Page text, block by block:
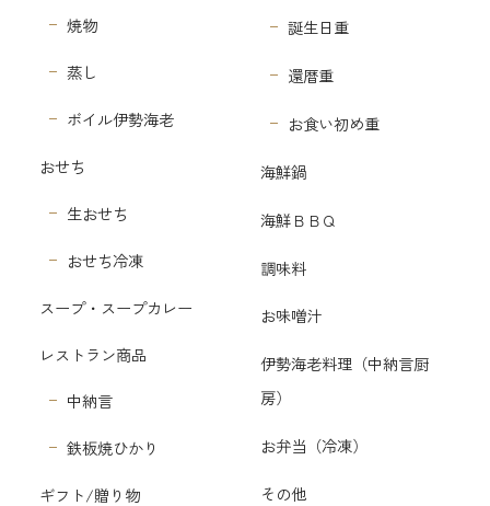
焼物
蒸し
ボイル伊勢海老
おせち
生おせち
おせち冷凍
スープ・スープカレー
レストラン商品
中納言
鉄板焼ひかり
ギフト/贈り物
誕生日重
還暦重
お食い初め重
海鮮鍋
海鮮ＢＢＱ
調味料
お味噌汁
伊勢海老料理（中納言厨
房）
お弁当（冷凍）
その他